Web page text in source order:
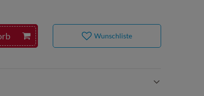
Wunschliste